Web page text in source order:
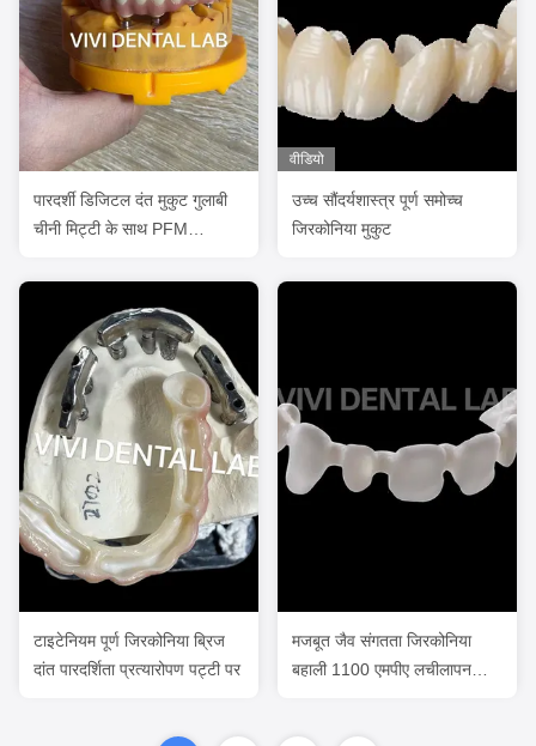
पारदर्शी डिजिटल दंत मुकुट गुलाबी
चीनी मिट्टी के साथ PFM
वीडियो
उच्च सौंदर्यशास्त्र पूर्ण समोच्च
जिरकोनिया मुकुट
टाइटेनियम पूर्ण जिरकोनिया ब्रिज
दांत पारदर्शिता प्रत्यारोपण पट्टी पर
मजबूत जैव संगतता जिरकोनिया
बहाली 1100 एमपीए लचीलापन